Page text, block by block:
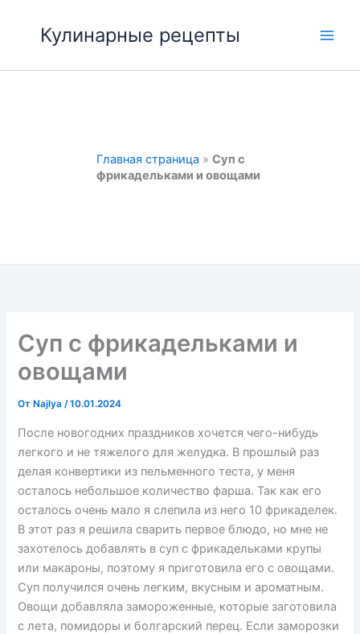
содержимому
Кулинарные рецепты
Главная страница » Суп с
фрикадельками и овощами
Суп с фрикадельками и
овощами
От Najlya/10.01.2024
После новогодних праздников хочется чего-нибудь
легкого и не тяжелого для желудка. В прошлый раз
делая конвертики из пельменного теста, у меня
осталось небольшое количество фарша. Так как его
осталось очень мало я слепила из него 10 фрикаделек.
В этот раз я решила сварить первое блюдо, но мне не
захотелось добавлять в суп с фрикадельками крупы
или макароны, поэтому я приготовила его с овощами.
Суп получился очень легким, вкусным и ароматным.
Овощи добавляла замороженные, которые заготовила
с лета, помидоры и болгарский перец. Если заморозки